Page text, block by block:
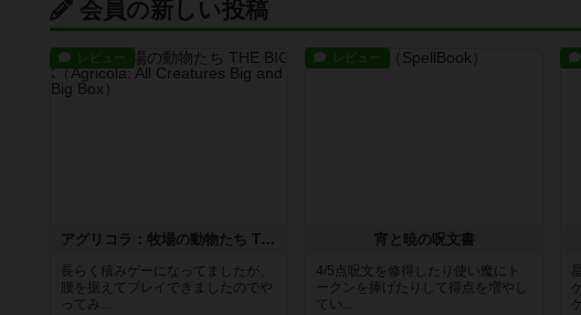
会員の新しい投稿
レビュー
アグリコラ：牧場の動物たち THE BIG BOX
長らく積みゲーになってましたが、
腰を据えてプレイできましたのでや
ってみ...
レビュー
宵と暁の呪文書
4/5点呪文を修得したり使い魔にト
ークンを捧げたりして得点を増やし
てい...